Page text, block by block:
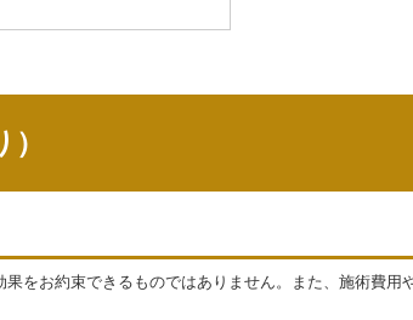
をお約束できるものではありません。また、施術費用